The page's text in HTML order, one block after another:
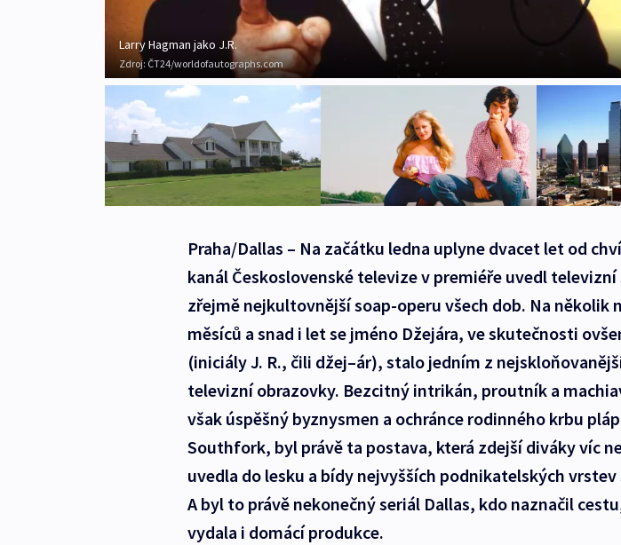
Larry Hagman jako J.R.
Zdroj: ČT24/worldofautographs.com
Praha/Dallas – Na začátku ledna uplyne dvacet let od
kanál Československé televize v premiéře uvedl televizní
zřejmě nejkultovnější soap-operu všech dob. Na několik
měsíců a snad i let se jméno Džejára, ve skutečnosti
(iniciály J. R., čili džej–ár), stalo jedním z
televizní obrazovky. Bezcitný intrikán, proutník a
však úspěšný byznysmen a ochránce rodinného krbu
Southfork, byl právě ta postava, která zdejší diváky víc
uvedla do lesku a bídy nejvyšších podnikatelských
A byl to právě nekonečný seriál Dallas, kdo naznačil
vydala i domácí produkce.